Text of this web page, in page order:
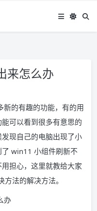
来怎么办
的有趣的功能，有的用
可以看到很多有意思的
现自己的电脑出现了小
win11 小组件刷新不
担心，这里就教给大家
法的解决方法。
办